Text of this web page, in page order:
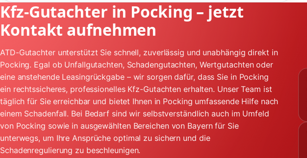
Kfz-Gutachter in Pocking – jetzt
Kontakt aufnehmen
ATD-Gutachter unterstützt Sie schnell, zuverlässig und unabhängig direkt in
Pocking. Egal ob Unfallgutachten, Schadengutachten, Wertgutachten oder
eine anstehende Leasingrückgabe – wir sorgen dafür, dass Sie in Pocking
ein rechtssicheres, professionelles Kfz-Gutachten erhalten. Unser Team ist
täglich für Sie erreichbar und bietet Ihnen in Pocking umfassende Hilfe nach
einem Schadenfall. Bei Bedarf sind wir selbstverständlich auch im Umfeld
von Pocking sowie in ausgewählten Bereichen von Bayern für Sie
unterwegs, um Ihre Ansprüche optimal zu sichern und die
Schadenregulierung zu beschleunigen.